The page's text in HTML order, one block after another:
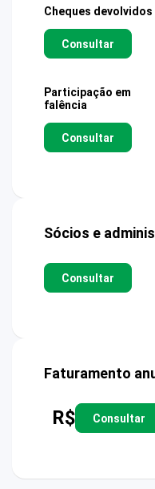
Cheques devolvidos
Consultar
Participação em
falência
Consultar
Sócios e
Consultar
Faturamento
R$ Consultar